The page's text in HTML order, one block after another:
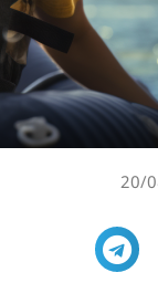
20/